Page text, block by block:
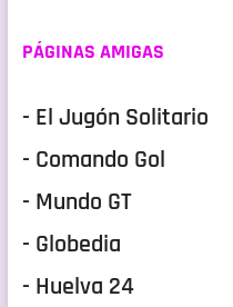
PÁGINAS AMIGAS
- El Jugón Solitario
- Comando Gol
- Mundo GT
- Globedia
- Huelva 24